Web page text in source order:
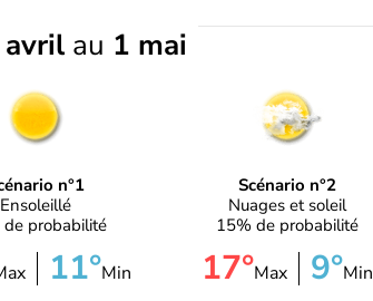
au 1 mai
n°1
Ensoleillé
de probabilité
11°Min
Scénario n°2
Nuages et soleil
15% de probabilité
17°Max 9°Min